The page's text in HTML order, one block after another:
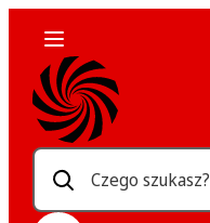
Czego szukasz?